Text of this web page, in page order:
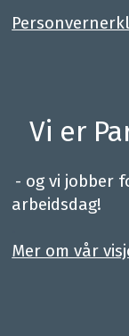
Vi er
- og vi jobber
arbeidsdag!
Mer om vår